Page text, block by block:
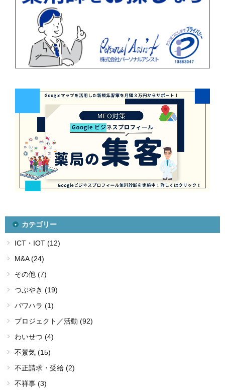
カテゴリー
ICT・IOT (12)
M&A (24)
その他 (7)
つぶやき (19)
パワハラ (1)
プロジェクト／活動 (92)
わいせつ (4)
不景気 (15)
不正請求・受給 (2)
不祥事 (3)